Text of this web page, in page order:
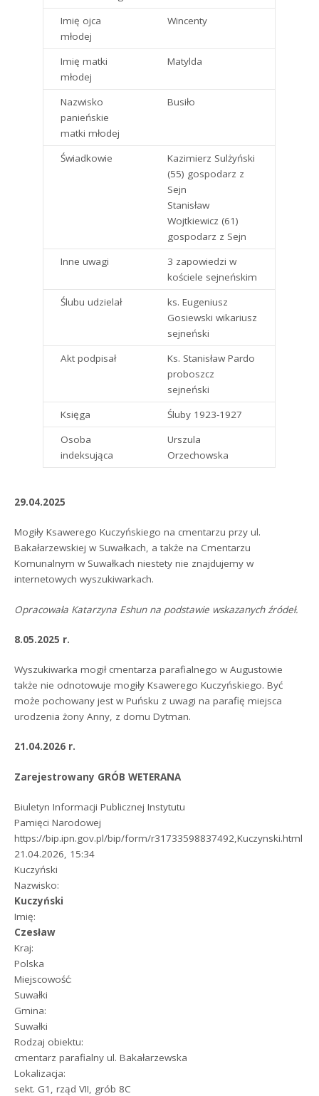
Imię ojca
młodej
Wincenty
Imię matki
młodej
Matylda
Nazwisko
panieńskie
matki młodej
Busiło
Świadkowie
Kazimierz Sulżyński
(55) gospodarz z
Sejn
Stanisław
Wojtkiewicz (61)
gospodarz z Sejn
Inne uwagi
3 zapowiedzi w
kościele sejneńskim
Ślubu udzielał
ks. Eugeniusz
Gosiewski wikariusz
sejneński
Akt podpisał
Ks. Stanisław Pardo
proboszcz
sejneński
Księga
Śluby 1923-1927
Osoba
indeksująca
Urszula
Orzechowska
29.04.2025
Mogiły Ksawerego Kuczyńskiego na cmentarzu przy ul.
Bakałarzewskiej w Suwałkach, a także na Cmentarzu
Komunalnym w Suwałkach niestety nie znajdujemy w
internetowych wyszukiwarkach.
Opracowała Katarzyna Eshun na podstawie wskazanych źródeł.
8.05.2025 r.
Wyszukiwarka mogił cmentarza parafialnego w Augustowie
także nie odnotowuje mogiły Ksawerego Kuczyńskiego. Być
może pochowany jest w Puńsku z uwagi na parafię miejsca
urodzenia żony Anny, z domu Dytman.
21.04.2026 r.
Zarejestrowany GRÓB WETERANA
Biuletyn Informacji Publicznej Instytutu
Pamięci Narodowej
https://bip.ipn.gov.pl/bip/form/r31733598837492,Kuczynski.html
21.04.2026, 15:34
Kuczyński
Nazwisko:
Kuczyński
Imię:
Czesław
Kraj:
Polska
Miejscowość:
Suwałki
Gmina:
Suwałki
Rodzaj obiektu:
cmentarz parafialny ul. Bakałarzewska
Lokalizacja:
sekt. G1, rząd VII, grób 8C